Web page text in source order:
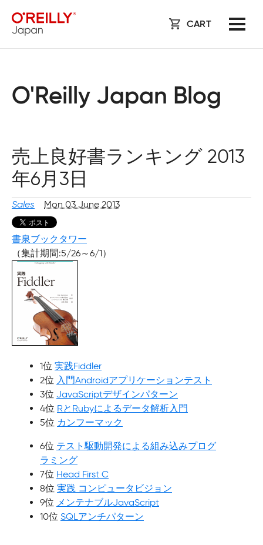
CART
O'Reilly Japan Blog
売上良好書ランキング 2013
年6月3日
Sales Mon 03 June 2013
書泉ブックタワー
（集計期間:5/26～6/1）
1位 実践Fiddler
2位 入門Androidアプリケーションテスト
3位 JavaScriptデザインパターン
4位 RとRubyによるデータ解析入門
5位 カンフーマック
6位 テスト駆動開発による組み込みプログ
ラミング
7位 Head First C
8位 実践 コンピュータビジョン
9位 メンテナブルJavaScript
10位 SQLアンチパターン